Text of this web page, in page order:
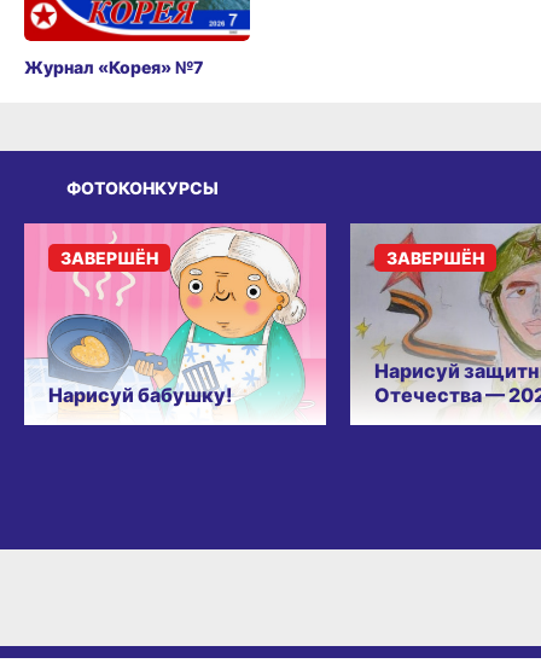
Журнал «Корея» №7
ФОТОКОНКУРСЫ
Нарисуй бабушку!
ЗАВЕРШЁН
Нарисуй
Отечества —
ЗАВЕРШЁН